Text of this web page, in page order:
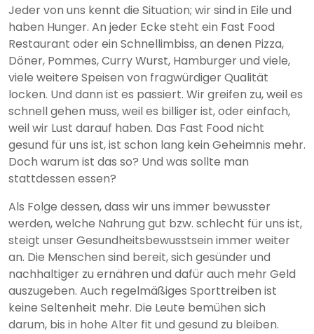
Jeder von uns kennt die Situation; wir sind in Eile und
haben Hunger. An jeder Ecke steht ein Fast Food
Restaurant oder ein Schnellimbiss, an denen Pizza,
Döner, Pommes, Curry Wurst, Hamburger und viele,
viele weitere Speisen von fragwürdiger Qualität
locken. Und dann ist es passiert. Wir greifen zu, weil es
schnell gehen muss, weil es billiger ist, oder einfach,
weil wir Lust darauf haben. Das Fast Food nicht
gesund für uns ist, ist schon lang kein Geheimnis mehr.
Doch warum ist das so? Und was sollte man
stattdessen essen?
Als Folge dessen, dass wir uns immer bewusster
werden, welche Nahrung gut bzw. schlecht für uns ist,
steigt unser Gesundheitsbewusstsein immer weiter
an. Die Menschen sind bereit, sich gesünder und
nachhaltiger zu ernähren und dafür auch mehr Geld
auszugeben. Auch regelmäßiges Sporttreiben ist
keine Seltenheit mehr. Die Leute bemühen sich
darum, bis in hohe Alter fit und gesund zu bleiben.